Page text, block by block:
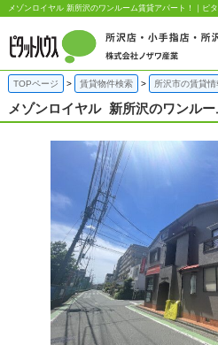
メゾンロイヤル 新所沢のワンルーム賃貸アパート！｜ピ
TOPページ 賃貸物件検索 所沢市の賃貸情
メゾンロイヤル 新所沢のワンル